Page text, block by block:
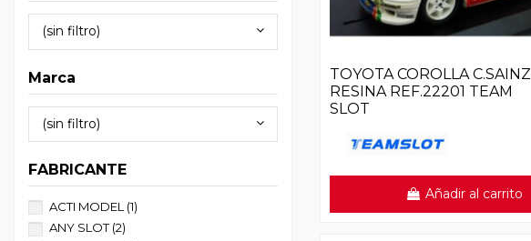
TOYOTA COROLLA C.SAINZ
RESINA REF.22201 TEAM
SLOT
Añadir al carrito
(sin filtro)
Marca
(sin filtro)
FABRICANTE
ACTI MODEL (1)
ANY SLOT(2)